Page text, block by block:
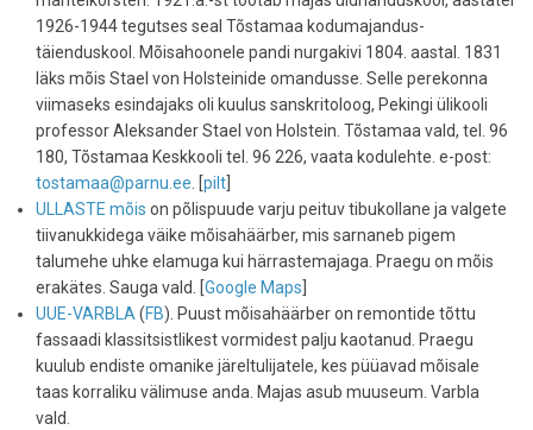
1926-1944 tegutses seal Tõstamaa kodumajandus-
täienduskool. Mõisahoonele pandi nurgakivi 1804. aastal. 1831
läks mõis Stael von Holsteinide omandusse. Selle perekonna
viimaseks esindajaks oli kuulus sanskritoloog, Pekingi ülikooli
professor Aleksander Stael von Holstein. Tõstamaa vald, tel. 96
180, Tõstamaa Keskkooli tel. 96 226, vaata kodulehte. e-post:
tostamaa@parnu.ee. [pilt
ULLASTE mõis on põlispuude varju peituv tibukollane ja valgete
tiivanukkidega väike mõisahäärber, mis sarnaneb pigem
talumehe uhke elamuga kui härrastemajaga. Praegu on mõis
erakätes. Sauga vald. [Google Maps
UUE-VARBLA(FB). Puust mõisahäärber on remontide tõttu
fassaadi klassitsistlikest vormidest palju kaotanud. Praegu
kuulub endiste omanike järeltulijatele, kes püüavad mõisale
taas korraliku välimuse anda. Majas asub muuseum. Varbla
vald.